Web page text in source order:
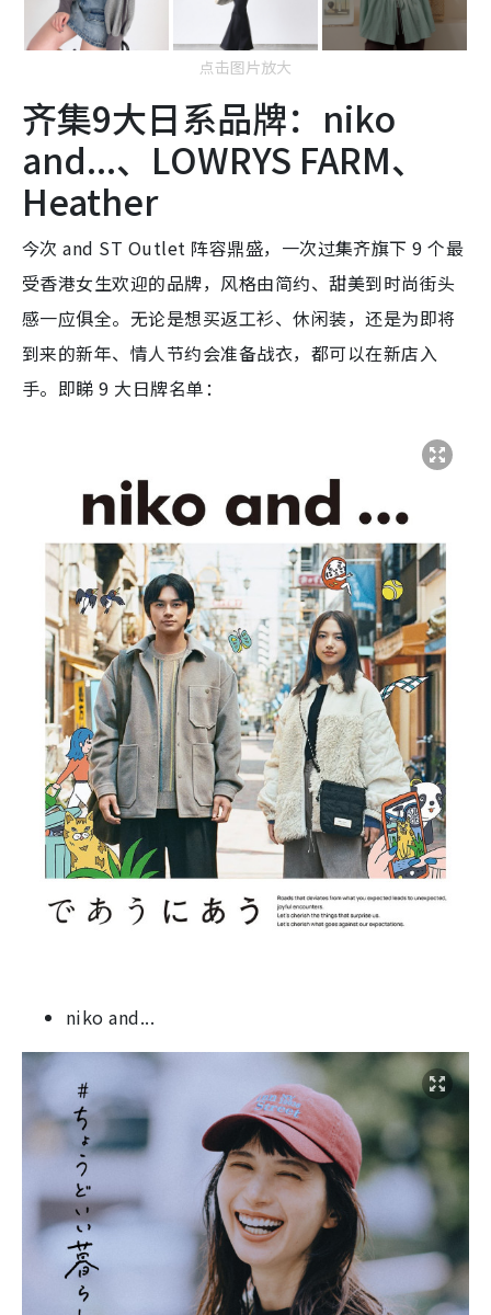
点击图片放大
齐集9大日系品牌：niko
and...、LOWRYS FARM、
Heather
今次 and ST Outlet 阵容鼎盛，一次过集齐旗下 9 个最
受香港女生欢迎的品牌，风格由简约、甜美到时尚街头
感一应俱全。无论是想买返工衫、休闲装，还是为即将
到来的新年、情人节约会准备战衣，都可以在新店入
手。即睇 9 大日牌名单：
niko and...